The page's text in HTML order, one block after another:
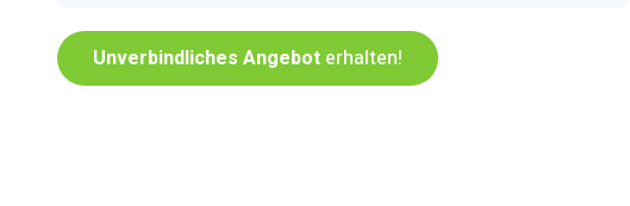
Unverbindliches Angebot erhalten!